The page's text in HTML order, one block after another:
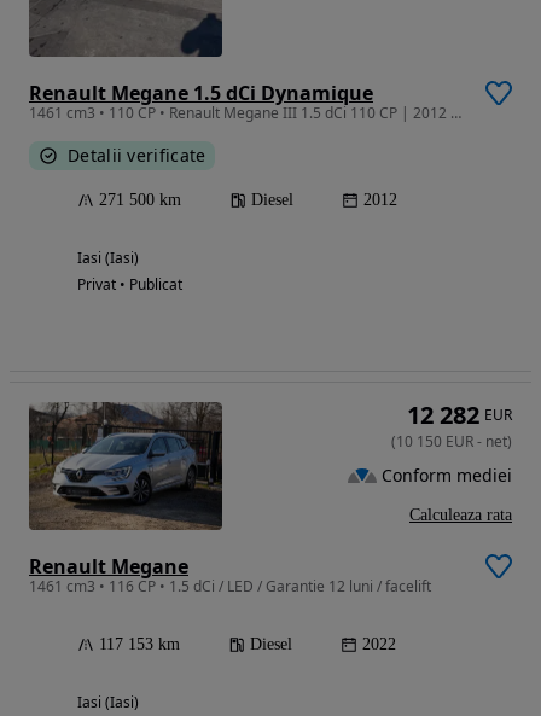
Renault Megane 1.5 dCi Dynamique
1461 cm3 • 110 CP • Renault Megane III 1.5 dCi 110 CP | 2012 | Euro 5 | Navigație | Climat
Detalii verificate
271 500 km Diesel 2012
Iasi (Iasi)
Privat • Publicat
Renault Megane
1461 cm3 • 116 CP • 1.5 dCi / LED / Garantie 12 luni / facelift
117 153 km Diesel 2022
Iasi (Iasi)
12 282 EUR
(10 150 EUR- net)
Conform mediei
Calculeaza rata